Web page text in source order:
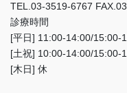
TEL.03-3519-6767
診療時間
[平日] 11:00-14:00/15:00-
[土祝] 10:00-14:00/15:00-
[木日] 休